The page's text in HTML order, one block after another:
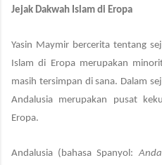
Jejak Dakwah Islam di Eropa
Yasin Maymir bercerita tentang
Islam di Eropa merupakan
masih tersimpan di sana. Dalam
Andalusia merupakan pusat
Eropa.
Andalusia (bahasa Spanyol: